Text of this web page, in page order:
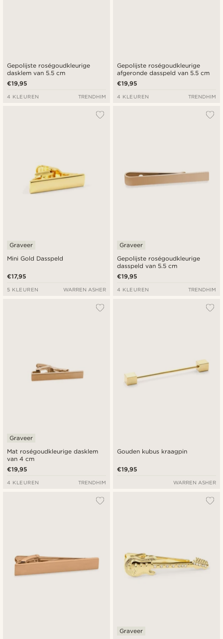
Gepolijste roségoudkleurige
dasklem van 5.5 cm
€19,95
4 KLEUREN TRENDHIM
Gepolijste roségoudkleurige
afgeronde dasspeld van 5.5 cm
€19,95
4 KLEUREN TRENDHIM
Mini Gold Dasspeld
Graveer
€17,95
5 KLEUREN WARREN ASHER
Gepolijste roségoudkleurige
dasspeld van 5.5 cm
Graveer
€19,95
4 KLEUREN TRENDHIM
Mat roségoudkleurige dasklem
van 4 cm
Graveer
€19,95
4 KLEUREN TRENDHIM
Gouden kubus kraagpin
€19,95
WARREN ASHER
Graveer